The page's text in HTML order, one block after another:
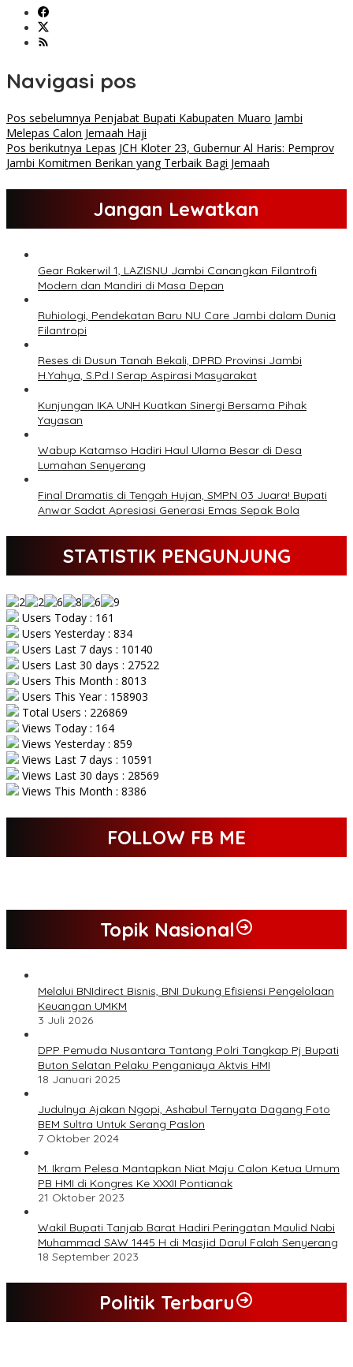
Navigasi pos
Pos sebelumnya Penjabat Bupati Kabupaten Muaro Jambi
Melepas Calon Jemaah Haji
Pos berikutnya Lepas JCH Kloter 23, Gubernur Al Haris: Pemprov
Jambi Komitmen Berikan yang Terbaik Bagi Jemaah
Jangan Lewatkan
Gear Rakerwil 1, LAZISNU Jambi Canangkan Filantrofi
Modern dan Mandiri di Masa Depan
Ruhiologi, Pendekatan Baru NU Care Jambi dalam Dunia
Filantropi
Reses di Dusun Tanah Bekali, DPRD Provinsi Jambi
H.Yahya, S.Pd.I Serap Aspirasi Masyarakat
Kunjungan IKA UNH Kuatkan Sinergi Bersama Pihak
Yayasan
Wabup Katamso Hadiri Haul Ulama Besar di Desa
Lumahan Senyerang
Final Dramatis di Tengah Hujan, SMPN 03 Juara! Bupati
Anwar Sadat Apresiasi Generasi Emas Sepak Bola
STATISTIK PENGUNJUNG
Users Today : 161
Users Yesterday : 834
Users Last 7 days : 10140
Users Last 30 days : 27522
Users This Month : 8013
Users This Year : 158903
Total Users : 226869
Views Today : 164
Views Yesterday : 859
Views Last 7 days : 10591
Views Last 30 days : 28569
Views This Month : 8386
FOLLOW FB ME
Topik Nasional
Melalui BNIdirect Bisnis, BNI Dukung Efisiensi Pengelolaan
Keuangan UMKM
3 Juli 2026
DPP Pemuda Nusantara Tantang Polri Tangkap Pj Bupati
Buton Selatan Pelaku Penganiaya Aktvis HMI
18 Januari 2025
Judulnya Ajakan Ngopi, Ashabul Ternyata Dagang Foto
BEM Sultra Untuk Serang Paslon
7 Oktober 2024
M. Ikram Pelesa Mantapkan Niat Maju Calon Ketua Umum
PB HMI di Kongres Ke XXXII Pontianak
21 Oktober 2023
Wakil Bupati Tanjab Barat Hadiri Peringatan Maulid Nabi
Muhammad SAW 1445 H di Masjid Darul Falah Senyerang
18 September 2023
Politik Terbaru